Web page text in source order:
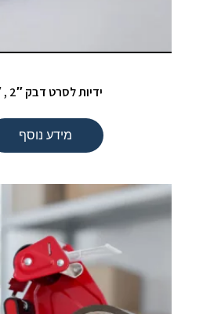
ידיות לסרט דבק 2″ , 3″
מידע נוסף